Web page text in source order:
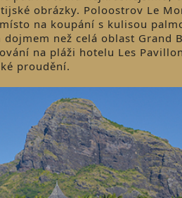
obrázky. Poloostrov Le
na koupání s kulisou
než celá oblast Grand
na pláži hotelu Les
proudění.